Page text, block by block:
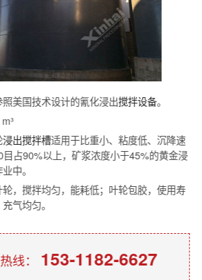
美国技术设计的氰化浸出搅拌设备。
浸出搅拌槽适用于比重小、粘度低、沉降速
占90%以上，矿浆浓度小于45%的黄金浸
中。
轮，搅拌均匀，能耗低；叶轮包胶，使用寿
气均匀。
线： 153-1182-6627